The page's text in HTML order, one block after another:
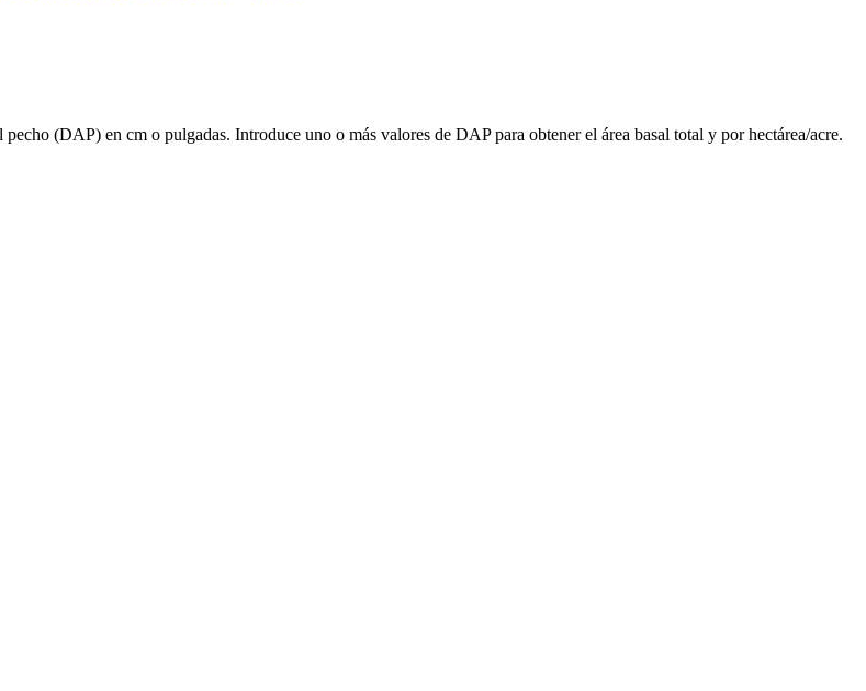
(DAP) en cm o pulgadas. Introduce uno o más valores de DAP para obtener el área basal total y por hectárea/acre.